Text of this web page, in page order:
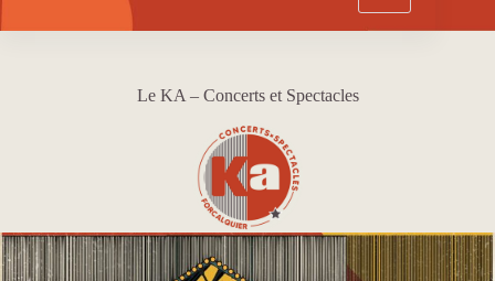
Le KA – Concerts et Spectacles